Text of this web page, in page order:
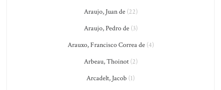
Araujo, Juan de(22)
Araujo, Pedro de(3)
Arauxo, Francisco Correa de(4)
Arbeau, Thoinot(2)
Arcadelt, Jacob (1)